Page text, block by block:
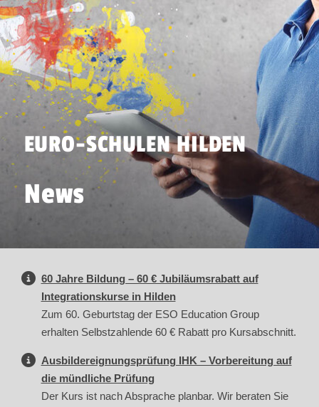
EURO-SCHULEN HILDEN
News
60 Jahre Bildung – 60 € Jubiläumsrabatt auf
Integrationskurse in Hilden
Zum 60. Geburtstag der ESO Education Group
erhalten Selbstzahlende 60 € Rabatt pro Kursabschnitt.
Ausbildereignungsprüfung IHK – Vorbereitung auf
die mündliche Prüfung
Der Kurs ist nach Absprache planbar. Wir beraten Sie